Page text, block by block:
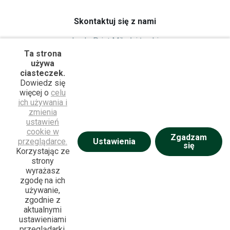
Konfiguruj
Skontaktuj się z nami
LuckyPrint Mikołaj Łucki
+48 514 165 100
Poniedziałek - Piątek: 08:00 - 16:00
Ta strona
używa
ciasteczek.
Dowiedz się
więcej o celu
ich używania i
zmienia
ustawień
cookie w
przeglądarce.
Korzystając ze
strony
wyrażasz
zgodę na ich
używanie,
zgodnie z
aktualnymi
ustawieniami
Ustawienia
Zgadzam
się